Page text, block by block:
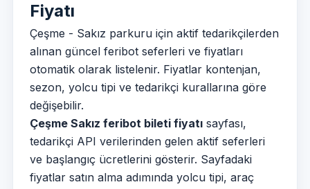
Fiyatı
Çeşme - Sakız parkuru için aktif tedarikçilerden
alınan güncel feribot seferleri ve fiyatları
otomatik olarak listelenir. Fiyatlar kontenjan,
sezon, yolcu tipi ve tedarikçi kurallarına göre
değişebilir.
Çeşme Sakız feribot bileti fiyatı sayfası,
tedarikçi API verilerinden gelen aktif seferleri
ve başlangıç ücretlerini gösterir. Sayfadaki
fiyatlar satın alma adımında yolcu tipi, araç